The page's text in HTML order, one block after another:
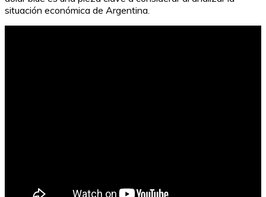
situación económica de Argentina.